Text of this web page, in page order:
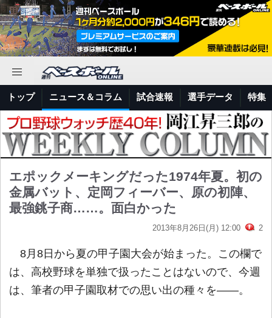
トップ ニュース＆コラム 試合速報 選手データ 特集
エポックメーキングだった1974年夏。初の
金属バット、定岡フィーバー、原の初陣、
最強銚子商……。面白かった
2013年8月26日(月) 12:00 2
8月8日から夏の甲子園大会が始まった。この欄で
は、高校野球を単独で扱ったことはないので、今週
は、筆者の甲子園取材での思い出の種々を――。